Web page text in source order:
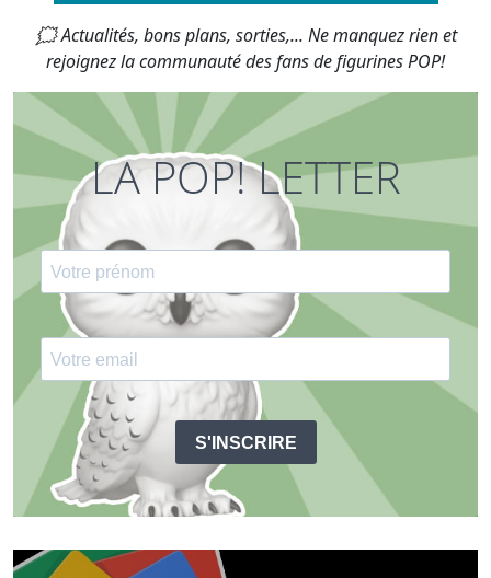
🗯 Actualités, bons plans, sorties,... Ne manquez rien et
rejoignez la communauté des fans de figurines POP!
LA POP! LETTER
S'INSCRIRE